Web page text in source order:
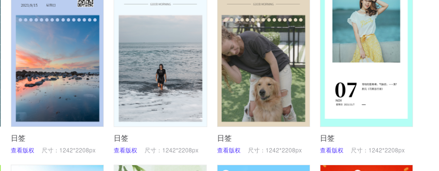
日签
查看版权 尺寸：1242*2208px
日签
查看版权 尺寸：1242*2208px
日签
查看版权 尺寸：1242*2208px
日签
查看版权 尺寸：1242*2208px